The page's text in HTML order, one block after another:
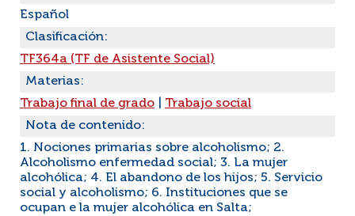
Español
Clasificación:
TF364a (TF de Asistente Social)
Materias:
Trabajo final de grado
Trabajo social
Nota de contenido:
1. Nociones primarias sobre alcoholismo; 2.
Alcoholismo enfermedad social; 3. La mujer
alcohólica; 4. El abandono de los hijos; 5. Servicio
social y alcoholismo; 6. Instituciones que se
ocupan e la mujer alcohólica en Salta;